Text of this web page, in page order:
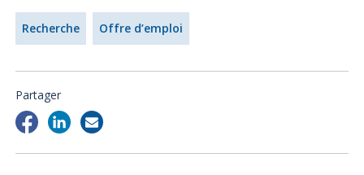
Recherche Offre d’emploi
Partager